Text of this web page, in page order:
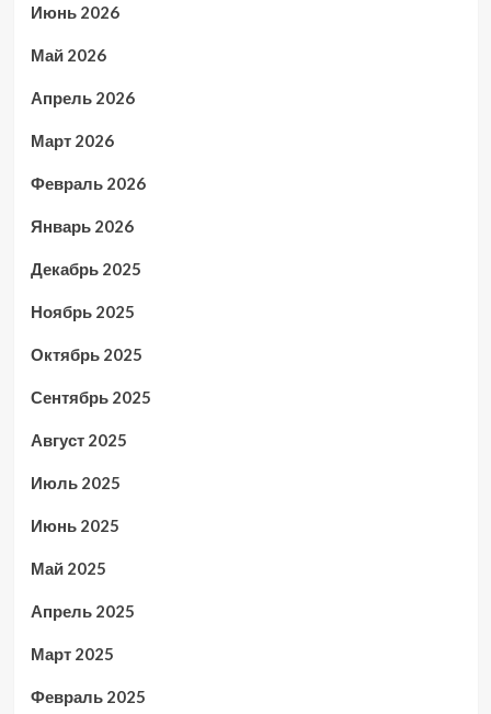
Июнь 2026
Май 2026
Апрель 2026
Март 2026
Февраль 2026
Январь 2026
Декабрь 2025
Ноябрь 2025
Октябрь 2025
Сентябрь 2025
Август 2025
Июль 2025
Июнь 2025
Май 2025
Апрель 2025
Март 2025
Февраль 2025